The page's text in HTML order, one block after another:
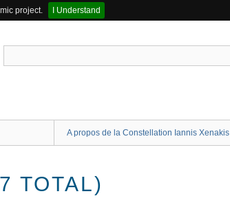
project.
I Understand
A propos de la Constellation Iannis Xenakis
TOTAL)